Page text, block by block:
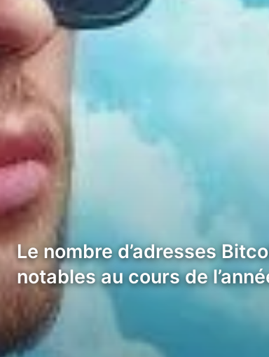
Le nombre d’adresses
notables au cours de